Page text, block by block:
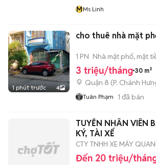
MMs Linh
1 phút trước 4
cho thuê nhà mặt
1 PN Nhà mặt phố, mặt
3 triệu/tháng 30 m²
Quận 8 (P. Chánh
Tuân Phạm 1 đã bán
TUYỂN NHÂN VIÊN
KÝ, TÀI XẾ
CTY TNHH XE MÁY
Đến 20 triệu/